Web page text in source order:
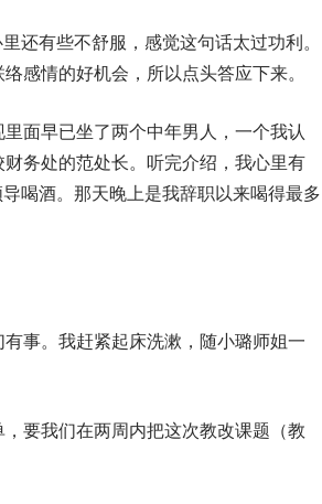
还有些不舒服，感觉这句话太过功利。
感情的好机会，所以点头答应下来。
面早已坐了两个中年男人，一个我认
务处的范处长。听完介绍，我心里有
喝酒。那天晚上是我辞职以来喝得最多
事。我赶紧起床洗漱，随小璐师姐一
要我们在两周内把这次教改课题（教